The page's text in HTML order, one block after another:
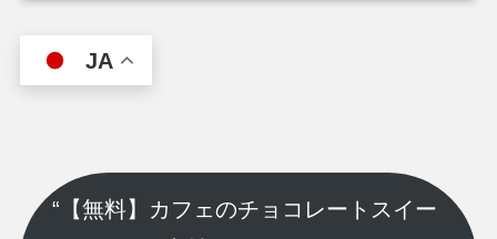
JA
“【無料】カフェのチョコレートスイー